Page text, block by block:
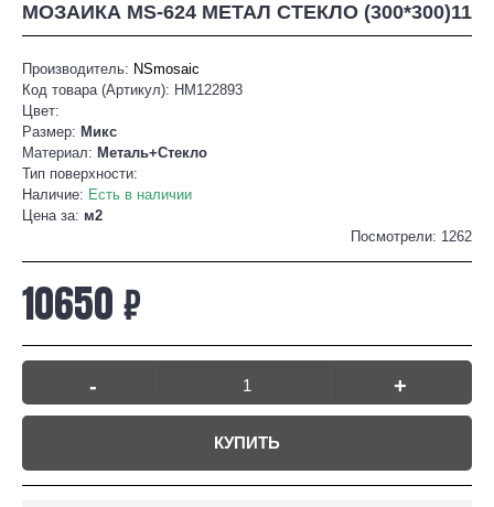
МОЗАИКА MS-624 МЕТАЛ СТЕКЛО (300*300)11
Производитель: NSmosaic
Код товара (Артикул): НМ122893
Цвет:
Размер: Микс
Материал: Металь+Стекло
Тип поверхности:
Наличие: Есть в наличии
Цена за: м2
Посмотрели: 1262
10650 ₽
- +
КУПИТЬ